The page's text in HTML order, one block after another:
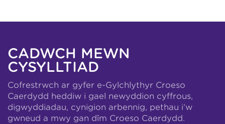
CADWCH MEWN
CYSYLLTIAD
Cofrestrwch ar gyfer e-Gylchlythyr Croeso
Caerdydd heddiw i gael newyddion cyffrous,
digwyddiadau, cynigion arbennig, pethau i’w
gwneud a mwy gan dîm Croeso Caerdydd.